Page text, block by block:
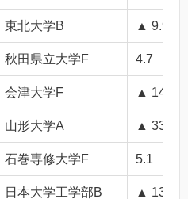
東北大学B ▲ 9.9
秋田県立大学F 4.7
会津大学F ▲ 14.2
山形大学A ▲ 33.2
石巻専修大学F 5.1
日本大学工学部B ▲ 13.5